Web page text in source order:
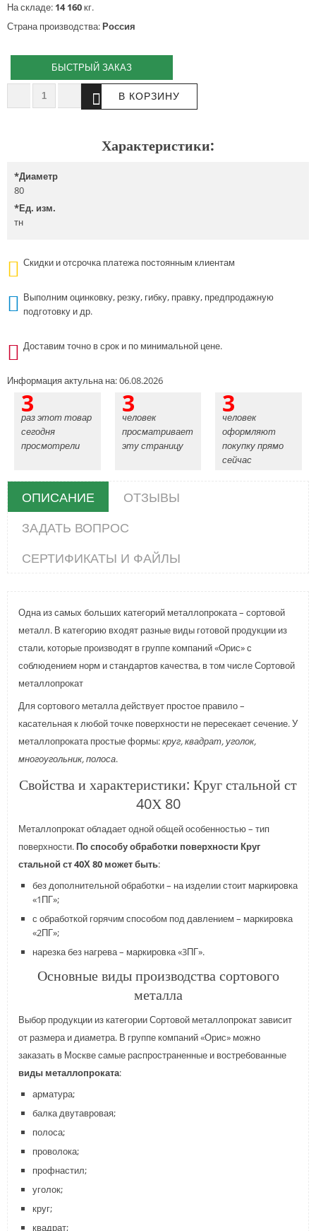
На складе: 14 160кг.
Страна производства:Россия
БЫСТРЫЙ ЗАКАЗ
Характеристики:
*Диаметр
80
*Ед. изм.
тн
Скидки и отсрочка платежа постоянным клиентам
Выполним оцинковку, резку, гибку, правку, предпродажную
подготовку и др.
Доставим точно в срок и по минимальной цене.
Информация актульна на: 06.08.2026
3
раз этот товар
сегодня
просмотрели
3
человек
просматривает
эту страницу
3
человек
оформляют
покупку прямо
сейчас
ОПИСАНИЕ
ОТЗЫВЫ
ЗАДАТЬ ВОПРОС
СЕРТИФИКАТЫ И ФАЙЛЫ
Одна из самых больших категорий металлопроката – сортовой
металл. В категорию входят разные виды готовой продукции из
стали, которые производят в группе компаний «Орис» с
соблюдением норм и стандартов качества, в том числе Сортовой
металлопрокат
Для сортового металла действует простое правило –
касательная к любой точке поверхности не пересекает сечение. У
металлопроката простые формы:круг, квадрат, уголок,
многоугольник, полоса.
Свойства и характеристики: Круг стальной ст
40Х 80
Металлопрокат обладает одной общей особенностью – тип
поверхности.По способу обработки поверхности Круг
стальной ст 40Х 80 может быть:
без дополнительной обработки – на изделии стоит маркировка
«1ПГ»;
с обработкой горячим способом под давлением – маркировка
«2ПГ»;
нарезка без нагрева – маркировка «3ПГ».
Основные виды производства сортового
металла
Выбор продукции из категории Сортовой металлопрокат зависит
от размера и диаметра. В группе компаний «Орис» можно
заказать в Москве самые распространенные и востребованные
виды металлопроката:
арматура;
балка двутавровая;
полоса;
проволока;
профнастил;
уголок;
круг;
квадрат;